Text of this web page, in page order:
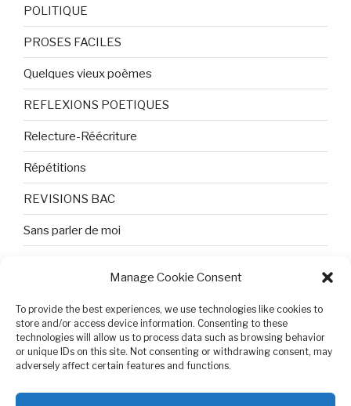
Manage Cookie Consent
To provide the best experiences, we use technologies like cookies to
store and/or access device information. Consenting to these
technologies will allow us to process data such as browsing behavior
or unique IDs on this site. Not consenting or withdrawing consent, may
adversely affect certain features and functions.
POLITIQUE
PROSES FACILES
Quelques vieux poèmes
REFLEXIONS POETIQUES
Relecture-Réécriture
Répétitions
REVISIONS BAC
Sans parler de moi
Tristesse et attente
Variable complexe